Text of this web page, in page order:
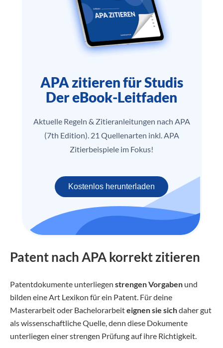
APA zitieren für Studis
Der eBook-Leitfaden
Aktuelle Regeln & Zitieranleitungen nach APA
(7th Edition). 21 Quellenarten inkl. APA
Zitierbeispiele im Fokus!
Kostenlos herunterladen
Patent nach APA korrekt zitieren
Patentdokumente unterliegen strengen Vorgaben und
bilden eine Art Lexikon für ein Patent. Für deine
Masterarbeit oder Bachelorarbeiteignen sie sichdaher gut
als wissenschaftliche Quelle, denn diese Dokumente
unterliegen einer strengen Prüfung auf ihre Richtigkeit.